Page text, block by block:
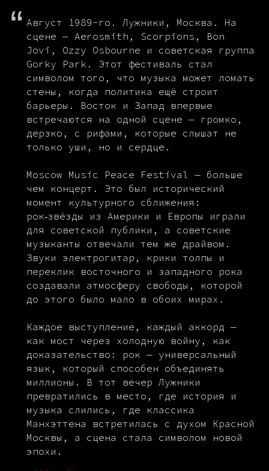
“ Август 1989-го. Лужники, Москва. На
сцене — Aerosmith, Scorpions, Bon
Jovi, Ozzy Osbourne и советская группа
Gorky Park. Этот фестиваль стал
символом того, что музыка может ломать
стены, когда политика ещё строит
барьеры. Восток и Запад впервые
встречаются на одной сцене — громко,
дерзко, с рифами, которые слышат не
только уши, но и сердце.
Moscow Music Peace Festival — больше
чем концерт. Это был исторический
момент культурного сближения:
рок‑звёзды из Америки и Европы играли
для советской публики, а советские
музыканты отвечали тем же драйвом.
Звуки электрогитар, крики толпы и
переклик восточного и западного рока
создавали атмосферу свободы, которой
до этого было мало в обоих мирах.
Каждое выступление, каждый аккорд —
как мост через холодную войну, как
доказательство: рок — универсальный
язык, который способен объединять
миллионы. В тот вечер Лужники
превратились в место, где история и
музыка слились, где классика
Манхэттена встретилась с духом Красной
Москвы, а сцена стала символом новой
эпохи.